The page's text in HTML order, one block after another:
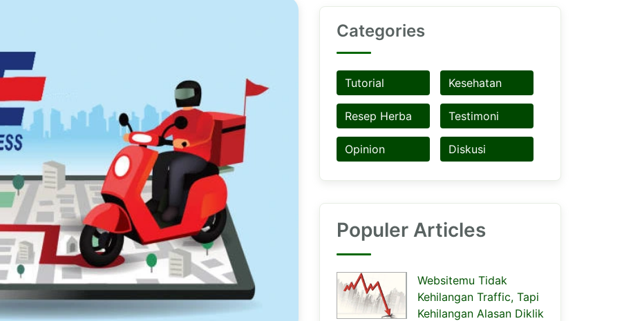
Categories
Tutorial Kesehatan
Resep Herba Testimoni
Opinion Diskusi
Populer Articles
Websitemu Tidak
Kehilangan Traffic, Tapi
Kehilangan Alasan Diklik